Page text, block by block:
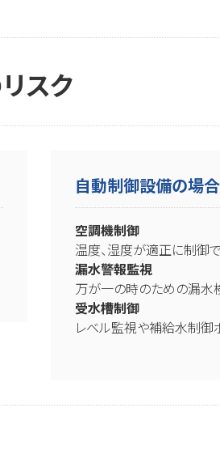
スク
自動制御設備の場合
空調機制御
温度、湿度が適正に制御で
漏水警報監視
万が一の時のための漏水
受水槽制御
レベル監視や補給水制御